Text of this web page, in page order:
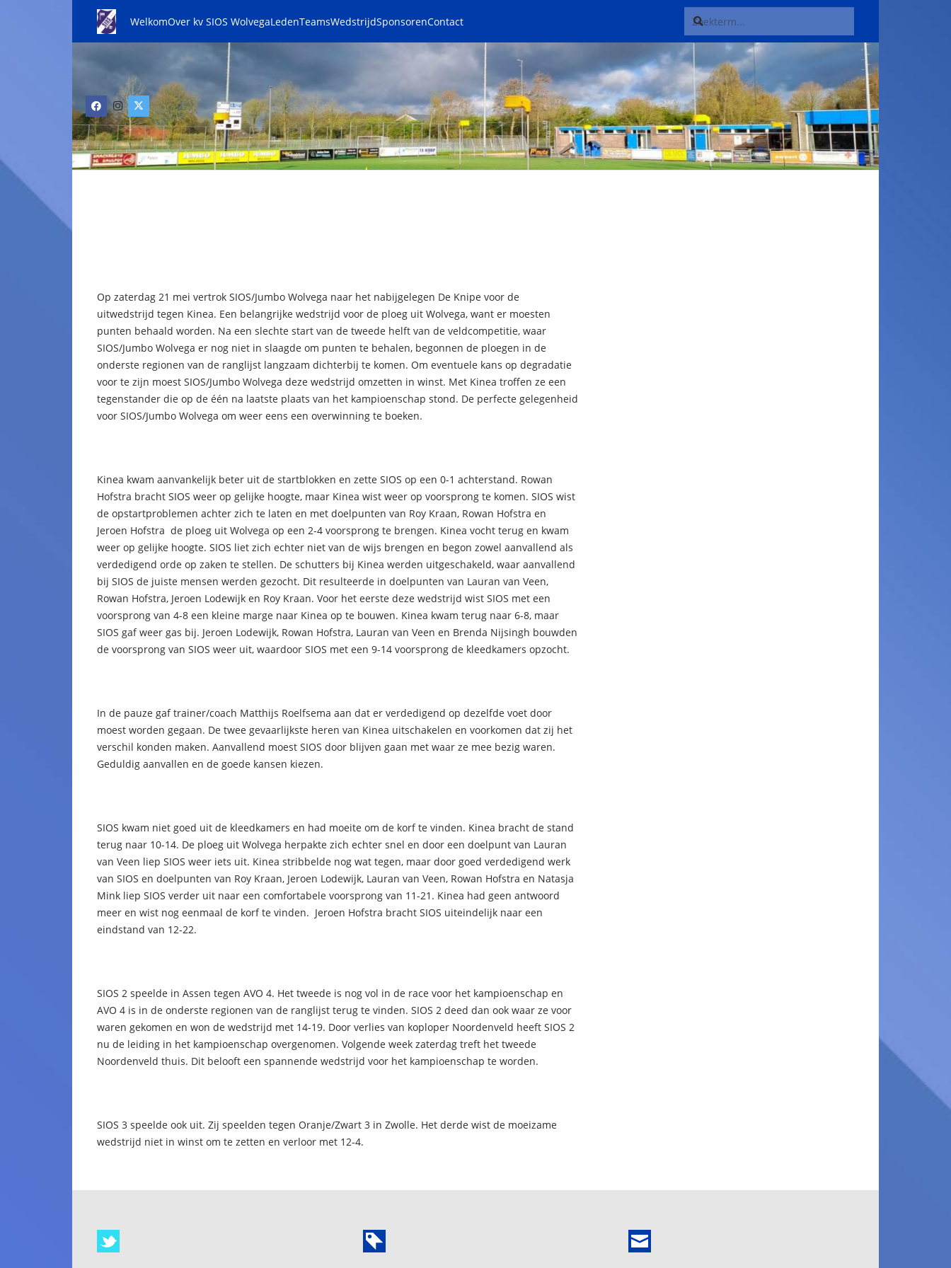
WelkomOver kv SIOS WolvegaLedenTeamsWedstrijdSponsorenContact
Op zaterdag 21 mei vertrok SIOS/Jumbo Wolvega naar het nabijgelegen De Knipe voor de
uitwedstrijd tegen Kinea. Een belangrijke wedstrijd voor de ploeg uit Wolvega, want er moesten
punten behaald worden. Na een slechte start van de tweede helft van de veldcompetitie, waar
SIOS/Jumbo Wolvega er nog niet in slaagde om punten te behalen, begonnen de ploegen in de
onderste regionen van de ranglijst langzaam dichterbij te komen. Om eventuele kans op degradatie
voor te zijn moest SIOS/Jumbo Wolvega deze wedstrijd omzetten in winst. Met Kinea troffen ze een
tegenstander die op de één na laatste plaats van het kampioenschap stond. De perfecte gelegenheid
voor SIOS/Jumbo Wolvega om weer eens een overwinning te boeken.
Kinea kwam aanvankelijk beter uit de startblokken en zette SIOS op een 0-1 achterstand. Rowan
Hofstra bracht SIOS weer op gelijke hoogte, maar Kinea wist weer op voorsprong te komen. SIOS wist
de opstartproblemen achter zich te laten en met doelpunten van Roy Kraan, Rowan Hofstra en
Jeroen Hofstra de ploeg uit Wolvega op een 2-4 voorsprong te brengen. Kinea vocht terug en kwam
weer op gelijke hoogte. SIOS liet zich echter niet van de wijs brengen en begon zowel aanvallend als
verdedigend orde op zaken te stellen. De schutters bij Kinea werden uitgeschakeld, waar aanvallend
bij SIOS de juiste mensen werden gezocht. Dit resulteerde in doelpunten van Lauran van Veen,
Rowan Hofstra, Jeroen Lodewijk en Roy Kraan. Voor het eerste deze wedstrijd wist SIOS met een
voorsprong van 4-8 een kleine marge naar Kinea op te bouwen. Kinea kwam terug naar 6-8, maar
SIOS gaf weer gas bij. Jeroen Lodewijk, Rowan Hofstra, Lauran van Veen en Brenda Nijsingh bouwden
de voorsprong van SIOS weer uit, waardoor SIOS met een 9-14 voorsprong de kleedkamers opzocht.
In de pauze gaf trainer/coach Matthijs Roelfsema aan dat er verdedigend op dezelfde voet door
moest worden gegaan. De twee gevaarlijkste heren van Kinea uitschakelen en voorkomen dat zij het
verschil konden maken. Aanvallend moest SIOS door blijven gaan met waar ze mee bezig waren.
Geduldig aanvallen en de goede kansen kiezen.
SIOS kwam niet goed uit de kleedkamers en had moeite om de korf te vinden. Kinea bracht de stand
terug naar 10-14. De ploeg uit Wolvega herpakte zich echter snel en door een doelpunt van Lauran
van Veen liep SIOS weer iets uit. Kinea stribbelde nog wat tegen, maar door goed verdedigend werk
van SIOS en doelpunten van Roy Kraan, Jeroen Lodewijk, Lauran van Veen, Rowan Hofstra en Natasja
Mink liep SIOS verder uit naar een comfortabele voorsprong van 11-21. Kinea had geen antwoord
meer en wist nog eenmaal de korf te vinden. Jeroen Hofstra bracht SIOS uiteindelijk naar een
eindstand van 12-22.
SIOS 2 speelde in Assen tegen AVO 4. Het tweede is nog vol in de race voor het kampioenschap en
AVO 4 is in de onderste regionen van de ranglijst terug te vinden. SIOS 2 deed dan ook waar ze voor
waren gekomen en won de wedstrijd met 14-19. Door verlies van koploper Noordenveld heeft SIOS 2
nu de leiding in het kampioenschap overgenomen. Volgende week zaterdag treft het tweede
Noordenveld thuis. Dit belooft een spannende wedstrijd voor het kampioenschap te worden.
SIOS 3 speelde ook uit. Zij speelden tegen Oranje/Zwart 3 in Zwolle. Het derde wist de moeizame
wedstrijd niet in winst om te zetten en verloor met 12-4.